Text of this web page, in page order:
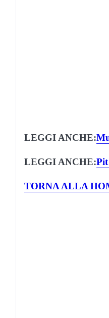
LEGGI ANCHE:
LEGGI ANCHE:
TORNA ALLA